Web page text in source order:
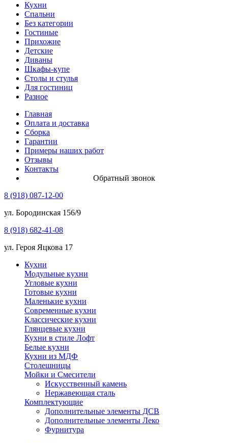
Кухни
Спальни
Без категории
Гостиные
Прихожие
Детские
Диваны
Шкафы-купе
Столы и стулья
Для гостиниц
Разное
Главная
Оплата и доставка
Сборка
Гарантии
Примеры наших работ
Отзывы
Контакты
Обратный звонок
8 (918) 087-12-00
ул. Бородинская 156/9
8 (918) 682-41-08
ул. Героя Яцкова 17
Кухни
Модульные кухни
Угловые кухни
Готовые кухни
Маленькие кухни
Современные кухни
Классические кухни
Глянцевые кухни
Кухни в стиле Лофт
Белые кухни
Кухни из МДФ
Столешницы
Мойки и Смесители
Искусственный камень
Нержавеющая сталь
Комплектующие
Дополнительные элементы ДСВ
Дополнительные элементы Леко
Фурнитура